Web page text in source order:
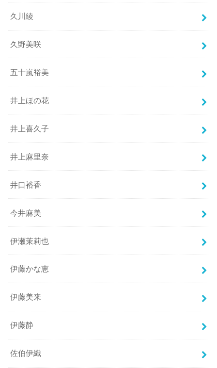
久川綾
久野美咲
五十嵐裕美
井上ほの花
井上喜久子
井上麻里奈
井口裕香
今井麻美
伊瀬茉莉也
伊藤かな恵
伊藤美来
伊藤静
佐伯伊織